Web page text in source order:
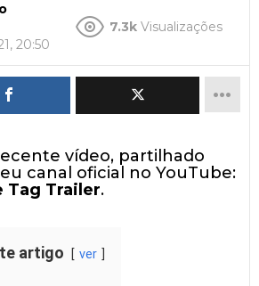
20:50
7.3k Visualizações
vídeo, partilhado
canal oficial no YouTube:
Tag Trailer.
artigo ver